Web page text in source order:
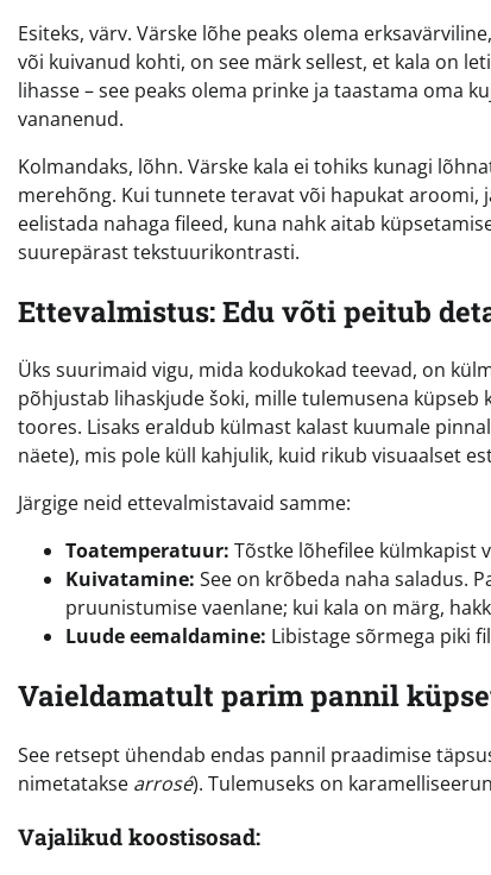
Esiteks, värv. Värske lõhe peaks olema
või kuivanud kohti, on see märk sellest, et kala on
lihasse – see peaks olema prinke ja taastama oma
vananenud.
Kolmandaks, lõhn. Värske kala ei tohiks kunagi
merehõng. Kui tunnete teravat või hapukat
eelistada nahaga fileed, kuna nahk aitab
suurepärast tekstuurikontrasti.
Ettevalmistus: Edu võti peitub
Üks suurimaid vigu, mida kodukokad teevad, on
põhjustab lihaskjude šoki, mille tulemusena küpseb
toores. Lisaks eraldub külmast kalast kuumale
näete), mis pole küll kahjulik, kuid rikub visuaalset
Järgige neid ettevalmistavaid samme:
Toatemperatuur: Tõstke lõhefilee külmkapist
Kuivatamine: See on krõbeda naha saladus.
pruunistumise vaenlane; kui kala on märg,
Luude eemaldamine: Libistage sõrmega piki
Vaieldamatult parim pannil
See retsept ühendab endas pannil praadimise
nimetatakse arrosé). Tulemuseks on
Vajalikud koostisosad: